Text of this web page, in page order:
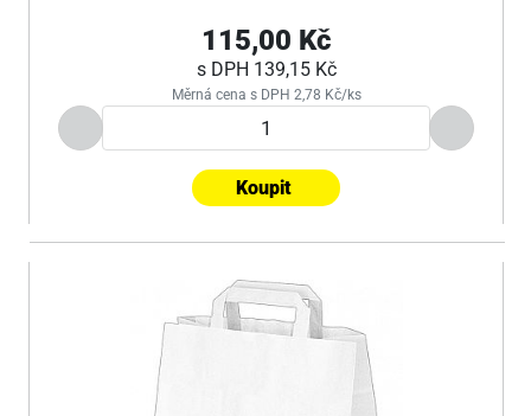
115,00 Kč
s DPH 139,15 Kč
Měrná cena s DPH 2,78 Kč/ks
Koupit